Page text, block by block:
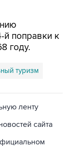
й поправки к
году.
туризм
ленту
сайта